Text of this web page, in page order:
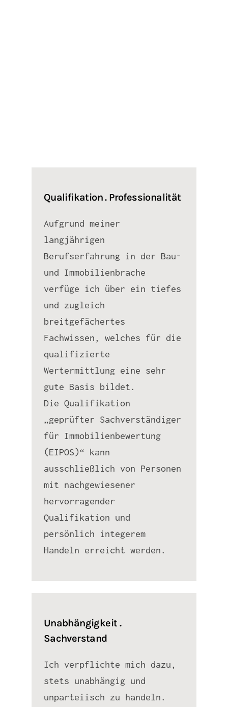
Qualifikation . Professionalität
Aufgrund meiner
langjährigen
Berufserfahrung in der Bau-
und Immobilienbrache
verfüge ich über ein tiefes
und zugleich
breitgefächertes
Fachwissen, welches für die
qualifizierte
Wertermittlung eine sehr
gute Basis bildet.
Die Qualifikation
„geprüfter Sachverständiger
für Immobilienbewertung
(EIPOS)“ kann
ausschließlich von Personen
mit nachgewiesener
hervorragender
Qualifikation und
persönlich integerem
Handeln erreicht werden.
Unabhängigkeit .
Sachverstand
Ich verpflichte mich dazu,
stets unabhängig und
unparteiisch zu handeln.